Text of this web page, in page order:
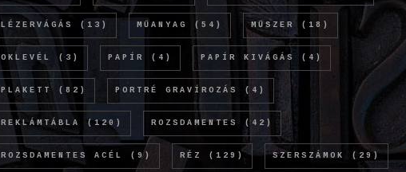
LÉZERVÁGÁS (13) MŰANYAG (54) MŰSZER (18)
OKLEVÉL (3) PAPÍR (4) PAPÍR KIVÁGÁS (4)
PLAKETT(82) PORTRÉ GRAVÍROZÁS (4)
REKLÁMTÁBLA (120) ROZSDAMENTES (42)
ROZSDAMENTES ACÉL (9) RÉZ (129) SZERSZÁMOK (29)